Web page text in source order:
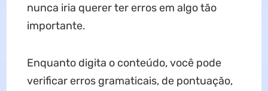
nunca iria querer ter erros em algo tão
importante.
Enquanto digita o conteúdo, você pode
verificar erros gramaticais, de pontuação,